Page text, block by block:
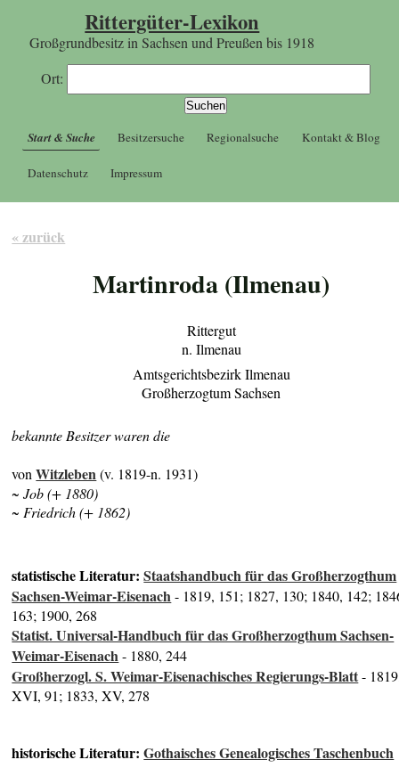
Rittergüter-Lexikon
Großgrundbesitz in Sachsen und Preußen bis 1918
Ort:
Start & Suche Besitzersuche Regionalsuche Kontakt & Blog
Datenschutz Impressum
« zurück
Martinroda (Ilmenau)
Rittergut
n. Ilmenau
Amtsgerichtsbezirk Ilmenau
Großherzogtum Sachsen
bekannte Besitzer waren die
vonWitzleben(v. 1819-n. 1931)
~ Job (+ 1880)
~ Friedrich (+ 1862)
statistische Literatur:Staatshandbuch für das Großherzogthum
Sachsen-Weimar-Eisenach- 1819, 151; 1827, 130; 1840, 142;
163; 1900, 268
Statist. Universal-Handbuch für das Großherzogthum Sachsen-
Weimar-Eisenach- 1880, 244
Großherzogl. S. Weimar-Eisenachisches Regierungs-Blatt-
XVI, 91; 1833, XV, 278
historische Literatur:Gothaisches Genealogisches Taschenbuch